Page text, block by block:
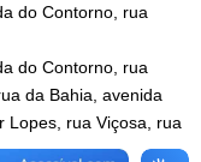
do Contorno, rua
do Contorno, rua
da Bahia, avenida
Lopes, rua Viçosa, rua